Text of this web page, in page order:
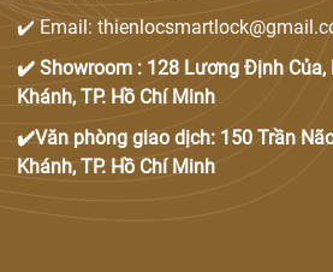
✔️ Email:
✔️ Showroom : 128 Lương Định Của,
Khánh, TP. Hồ Chí Minh
✔️Văn phòng giao dịch: 150 Trần
Khánh, TP. Hồ Chí Minh